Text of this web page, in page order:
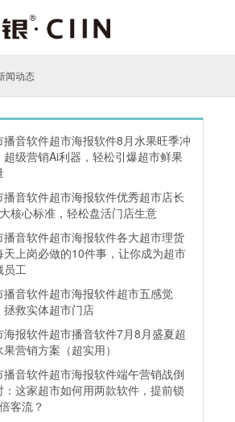
闻动态
播音软件超市海报软件8月水果旺季冲
超级营销Ai利器，轻松引爆超市鲜果
播音软件超市海报软件优秀超市店长
核心标准，轻松盘活门店生意
播音软件超市海报软件各大超市理货
天上岗必做的10件事，让你成为超市
员工
播音软件超市海报软件超市五感觉
拯救实体超市门店
海报软件超市播音软件7月8月盛夏超
营销方案（超实用）
播音软件超市海报软件端午营销战倒
：这家超市如何用两款软件，提前锁
客流？